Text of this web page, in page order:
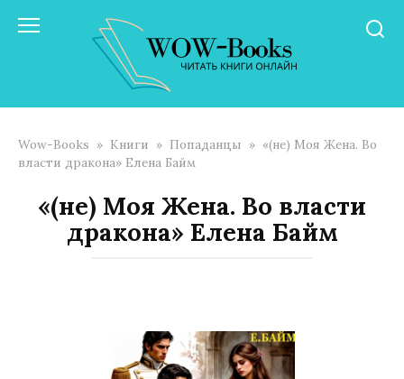
Wow-Books » Книги » Попаданцы » «(не) Моя Жена. Во
власти дракона» Елена Байм
«(не) Моя Жена. Во власти
дракона» Елена Байм